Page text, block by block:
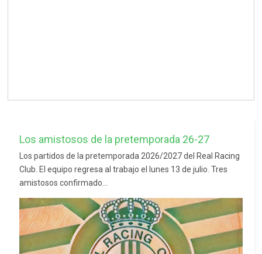
Los amistosos de la pretemporada 26-27
Los partidos de la pretemporada 2026/2027 del Real Racing
Club. El equipo regresa al trabajo el lunes 13 de julio. Tres
amistosos confirmado...